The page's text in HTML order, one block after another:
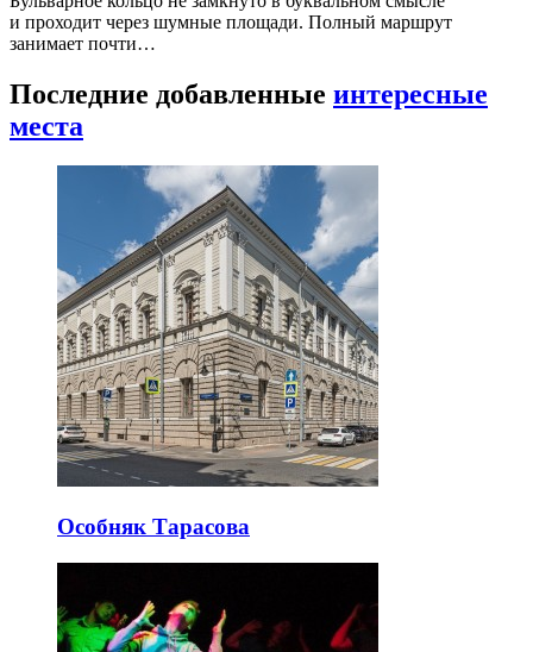
и проходит через шумные площади. Полный маршрут
занимает почти…
Последние добавленные интересные
места
Особняк Тарасова